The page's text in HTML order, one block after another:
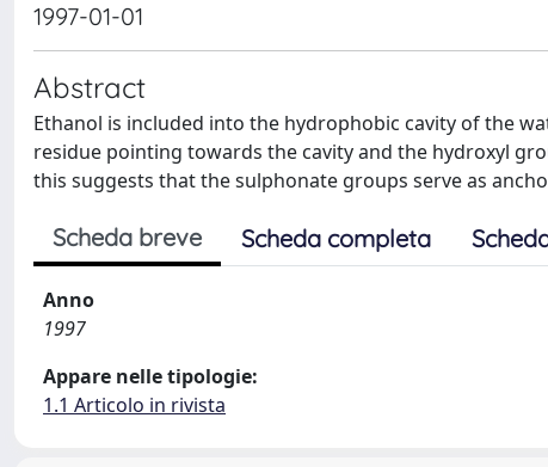
1997-01-01
Abstract
Ethanol is included into the hydrophobic cavity of the
residue pointing towards the cavity and the hydroxyl
this suggests that the sulphonate groups serve as
Scheda breve Scheda completa
Anno
1997
Appare nelle tipologie:
1.1 Articolo in rivista